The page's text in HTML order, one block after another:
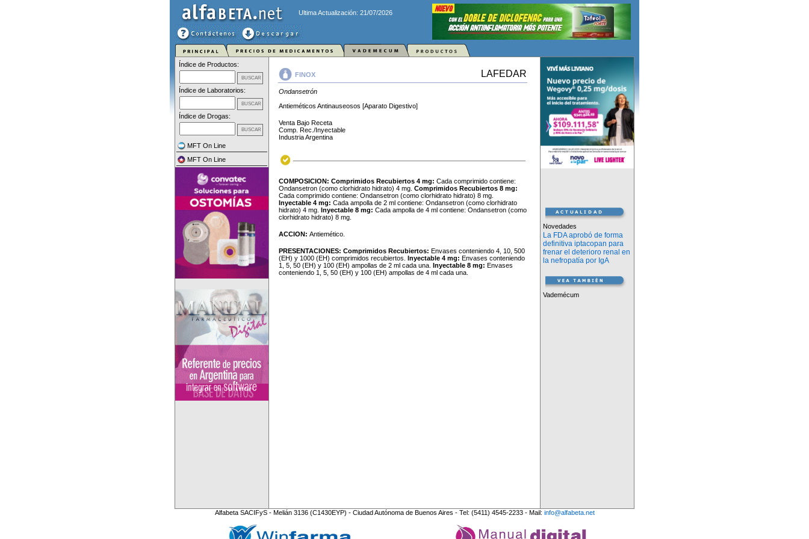
Ultima Actualización: 21/07/2026
Índice de Productos:
Índice de Laboratorios:
Índice de Drogas:
MFT On Line
MFT On Line
FINOX LAFEDAR
Ondansetrón
Antieméticos Antinauseosos [Aparato Digestivo]
Venta Bajo Receta
Comp. Rec./Inyectable
Industria Argentina
COMPOSICION: Comprimidos Recubiertos 4 mg: Cada comprimido contiene:
Ondansetron (como clorhidrato hidrato) 4 mg. Comprimidos Recubiertos 8 mg:
Cada comprimido contiene: Ondansetron (como clorhidrato hidrato) 8 mg.
Inyectable 4 mg: Cada ampolla de 2 ml contiene: Ondansetron (como clorhidrato
hidrato) 4 mg. Inyectable 8 mg: Cada ampolla de 4 ml contiene: Ondansetron (como
clorhidrato hidrato) 8 mg.
ACCION: Antiemético.
PRESENTACIONES: Comprimidos Recubiertos: Envases conteniendo 4, 10, 500
(EH) y 1000 (EH) comprimidos recubiertos. Inyectable 4 mg: Envases conteniendo
1, 5, 50 (EH) y 100 (EH) ampollas de 2 ml cada una. Inyectable 8 mg: Envases
conteniendo 1, 5, 50 (EH) y 100 (EH) ampollas de 4 ml cada una.
Novedades
La FDA aprobó de forma
definitiva iptacopan para
frenar el deterioro renal en
la nefropatía por IgA
Vademécum
Alfabeta SACIFyS - Melián 3136 (C1430EYP) - Ciudad Autónoma de Buenos Aires - Tel: (5411) 4545-2233 - Mail: info@alfabeta.net